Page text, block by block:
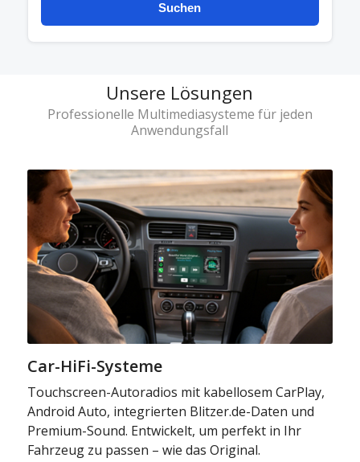
Suchen
Unsere Lösungen
Professionelle Multimediasysteme für jeden
Anwendungsfall
Car-HiFi-Systeme
Touchscreen-Autoradios mit kabellosem CarPlay,
Android Auto, integrierten Blitzer.de-Daten und
Premium-Sound. Entwickelt, um perfekt in Ihr
Fahrzeug zu passen – wie das Original.